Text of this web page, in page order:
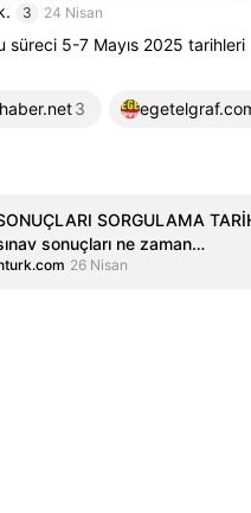
3 24 Nisan
5-7 Mayıs 2025 tarihleri
3
SORGULAMA
sonuçları ne zaman
26 Nisan